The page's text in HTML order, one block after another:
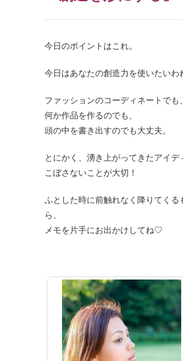
今日のポイントはこれ。
今日はあなたの創造力を使いたいわ
ファッションのコーディネートでも、
何か作品を作るのでも、
頭の中を書き出すのでも大丈夫。
とにかく、湧き上がってきたアイデ
こぼさないことが大切！
ふとした時に前触れなく降りてくる
ら、
メモを片手にお出かけしてね♡